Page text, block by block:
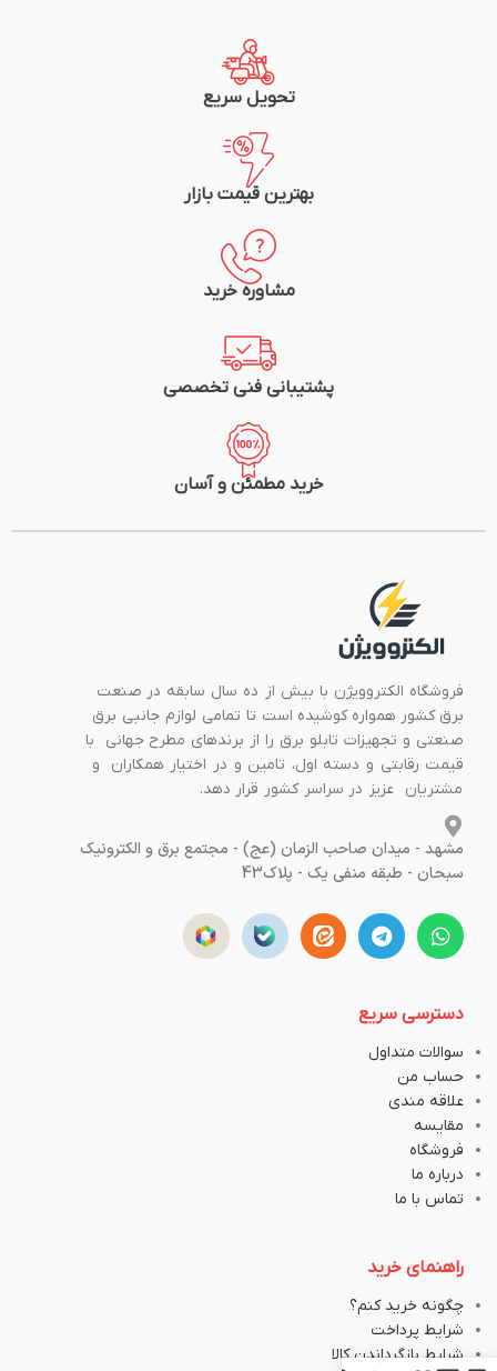
تحویل سریع
بهترین قیمت بازار
مشاوره خرید
پشتیبانی فنی تخصصی
خرید مطمئن و آسان
فروشگاه الکتروویژن با بیش از ده سال سابقه در صنعت
برق کشور همواره کوشیده است تا تمامی لوازم جانبی برق
صنعتی و تجهیزات تابلو برق را از برندهای مطرح جهانی با
قیمت رقابتی و دسته اول، تامین و در اختیار همکاران و
مشتریان عزیز در سراسر کشور قرار دهد.
مشهد - میدان صاحب الزمان (عج) - مجتمع برق و الکترونیک
سبحان - طبقه منفی یک - پلاک43
دسترسی سریع
سوالات متداول
حساب من
علاقه مندی
مقایسه
فروشگاه
درباره ما
تماس با ما
راهنمای خرید
چگونه خرید کنم؟
شرایط پرداخت
شرایط بازگرداندن کالا